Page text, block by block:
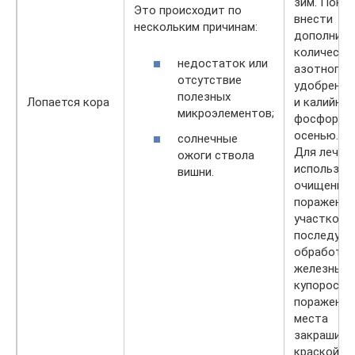
Лопается кора
Это происходит по
нескольким причинам:
недостаток или
отсутствие
полезных
микроэлементов;
солнечные
ожоги ствола
вишни.
внести
азотного
и калийно
осенью.
Для
очищение
участков и
обработка
железным
места
краской